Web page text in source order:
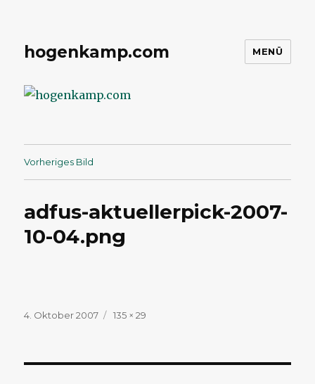
hogenkamp.com MENÜ
Vorheriges Bild
adfus-aktuellerpick-2007-
10-04.png
Veröffentlicht
4. Oktober 2007
Volle
135 × 29